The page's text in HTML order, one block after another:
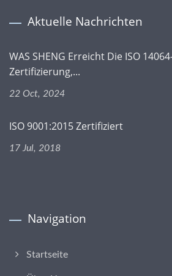
Aktuelle Nachrichten
WAS SHENG Erreicht Die ISO
Zertifizierung,...
22 Oct, 2024
ISO 9001:2015 Zertifiziert
17 Jul, 2018
Navigation
Startseite